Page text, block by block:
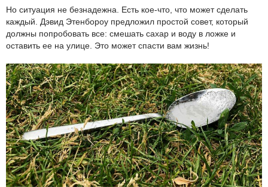
Но ситуация не безнадежна. Есть кое-что, что может сделать
каждый. Дэвид Этенбороу предложил простой совет, который
должны попробовать все: смешать сахар и воду в ложке и
оставить ее на улице. Это может спасти вам жизнь!